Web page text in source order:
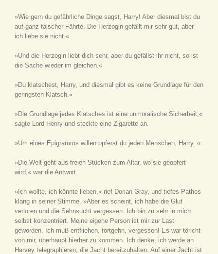
»Wie gern du gefährliche Dinge sagst, Harry! Aber diesmal bist du
auf ganz falscher Fährte. Die Herzogin gefällt mir sehr gut, aber
ich liebe sie nicht.«
»Und die Herzogin liebt dich sehr, aber du gefällst ihr nicht, so ist
die Sache wieder im gleichen.«
»Du klatschest, Harry, und diesmal gibt es keine Grundlage für den
geringsten Klatsch.«
»Die Grundlage jedes Klatsches ist eine unmoralische Sicherheit,«
sagte Lord Henry und steckte eine Zigarette an.
»Um eines Epigramms willen opferst du jeden Menschen, Harry. «
»Die Welt geht aus freien Stücken zum Altar, wo sie geopfert
wird,« war die Antwort.
»Ich wollte, ich könnte lieben,« rief Dorian Gray, und tiefes Pathos
klang in seiner Stimme. »Aber es scheint, ich habe die Glut
verloren und die Sehnsucht vergessen. Ich bin zu sehr in mich
selbst konzentriert. Meine eigene Person ist mir zur Last
geworden. Ich muß entfliehen, fortgehn, vergessen! Es war töricht
von mir, überhaupt hierher zu kommen. Ich denke, ich werde an
Harvey telegraphieren, die Jacht bereitzuhalten. Auf einer Jacht ist